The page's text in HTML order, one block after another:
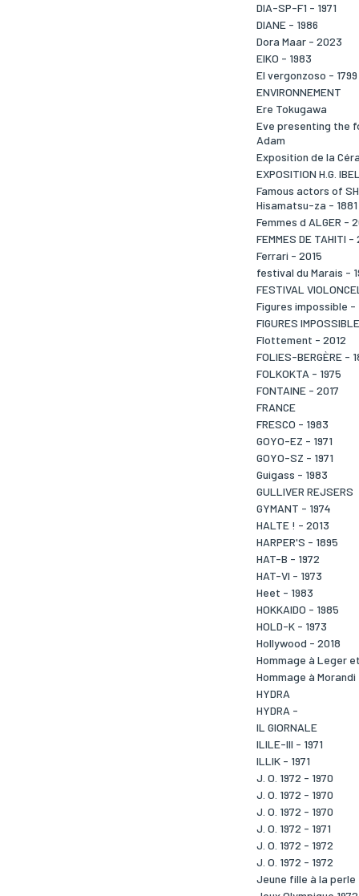
DIA-SP-F1 - 1971
DIANE - 1986
Dora Maar - 2023
EIKO - 1983
El vergonzoso - 1799
ENVIRONNEMENT
Ere Tokugawa
Eve presenting the
Adam
Exposition de la
EXPOSITION H.G.
Famous actors of
Hisamatsu-za - 1881
Femmes d ALGER -
FEMMES DE TAHITI
Ferrari - 2015
festival du Marais -
FESTIVAL
Figures impossible -
FIGURES
Flottement - 2012
FOLIES-BERGÈRE -
FOLKOKTA - 1975
FONTAINE - 2017
FRANCE
FRESCO - 1983
GOYO-EZ - 1971
GOYO-SZ - 1971
Guigass - 1983
GULLIVER REJSERS
GYMANT - 1974
HALTE ! - 2013
HARPER'S - 1895
HAT-B - 1972
HAT-VI - 1973
Heet - 1983
HOKKAIDO - 1985
HOLD-K - 1973
Hollywood - 2018
Hommage à Leger
Hommage à Morandi
HYDRA
HYDRA -
IL GIORNALE
ILILE-III - 1971
ILLIK - 1971
J. O. 1972 - 1970
J. O. 1972 - 1970
J. O. 1972 - 1970
J. O. 1972 - 1971
J. O. 1972 - 1972
J. O. 1972 - 1972
Jeune fille à la